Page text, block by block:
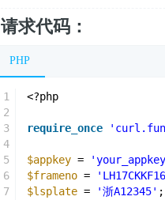
请求代码：
PHP
1
2
3
4
5
6
7
<?php
require_once
$appkey =
$frameno =
$lsplate = '浙A12345'